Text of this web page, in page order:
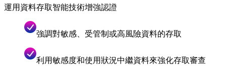
運用資料存取智能技術增強認證
強調對敏感、受管制或高風險資料的存取
利用敏感度和使用狀況中繼資料來強化存取審查